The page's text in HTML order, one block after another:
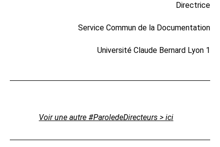
Directrice
Service Commun de la Documentation
Université Claude Bernard Lyon 1
Voir une autre #ParoledeDirecteurs > ici